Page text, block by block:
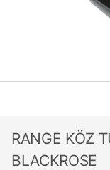
RANGE KÖZ
BLACKROSE